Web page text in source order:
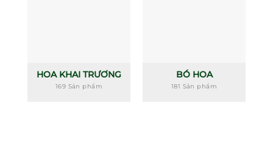
HOA KHAI TRƯƠNG
169 Sản phẩm
BÓ HOA
181 Sản phẩm